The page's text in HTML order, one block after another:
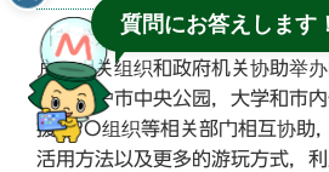
「艺术乐园」是由圣德大学主办
户市相关组织和政府机关协助举
设在松户市中央公园，大学和市
援NPO组织等相关部门相互协助
活用方法以及更多的游玩方式，
質問にお答えします！